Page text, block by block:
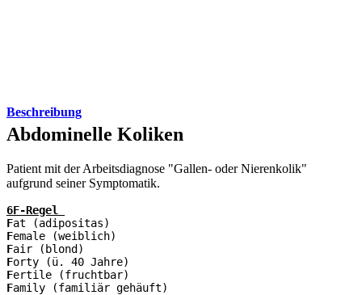
Beschreibung
Abdominelle Koliken
Patient mit der Arbeitsdiagnose "Gallen- oder Nierenkolik"
aufgrund seiner Symptomatik.
6F-Regel
Fat (adipositas)
Female (weiblich)
Fair (blond)
Forty (ü. 40 Jahre)
Fertile (fruchtbar)
Family (familiär gehäuft)